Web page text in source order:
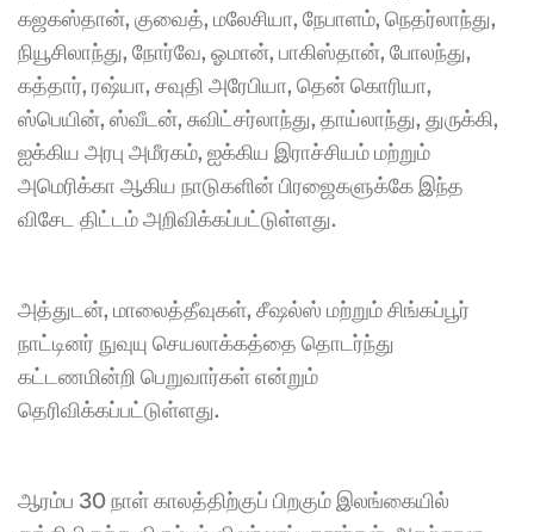
கஜகஸ்தான், குவைத், மலேசியா, நேபாளம், நெதர்லாந்து,
நியூசிலாந்து, நோர்வே, ஓமான், பாகிஸ்தான், போலந்து,
கத்தார், ரஷ்யா, சவுதி அரேபியா, தென் கொரியா,
ஸ்பெயின், ஸ்வீடன், சுவிட்சர்லாந்து, தாய்லாந்து, துருக்கி,
ஐக்கிய அரபு அமீரகம், ஐக்கிய இராச்சியம் மற்றும்
அமெரிக்கா ஆகிய நாடுகளின் பிரஜைகளுக்கே இந்த
விசேட திட்டம் அறிவிக்கப்பட்டுள்ளது.
அத்துடன், மாலைத்தீவுகள், சீஷல்ஸ் மற்றும் சிங்கப்பூர்
நாட்டினர் நுவுயு செயலாக்கத்தை தொடர்ந்து
கட்டணமின்றி பெறுவார்கள் என்றும்
தெரிவிக்கப்பட்டுள்ளது.
ஆரம்ப 30 நாள் காலத்திற்குப் பிறகும் இலங்கையில்